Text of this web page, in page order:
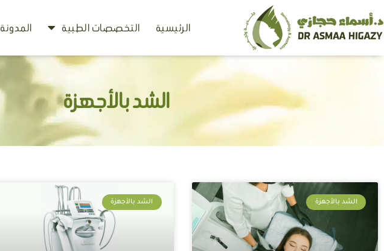
تخطي
إلى
الرئيسية التخصصات الطبية المدونة
الشد بالأجهزة
الشد بالأجهزة الشد بالأجهزة